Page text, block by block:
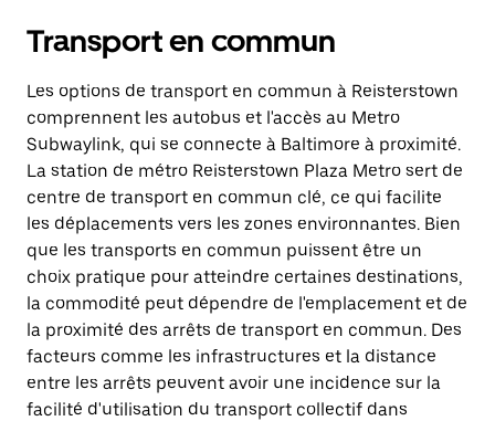
Transport en commun
Les options de transport en commun à Reisterstown
comprennent les autobus et l'accès au Metro
Subwaylink, qui se connecte à Baltimore à proximité.
La station de métro Reisterstown Plaza Metro sert de
centre de transport en commun clé, ce qui facilite
les déplacements vers les zones environnantes. Bien
que les transports en commun puissent être un
choix pratique pour atteindre certaines destinations,
la commodité peut dépendre de l'emplacement et de
la proximité des arrêts de transport en commun. Des
facteurs comme les infrastructures et la distance
entre les arrêts peuvent avoir une incidence sur la
facilité d'utilisation du transport collectif dans